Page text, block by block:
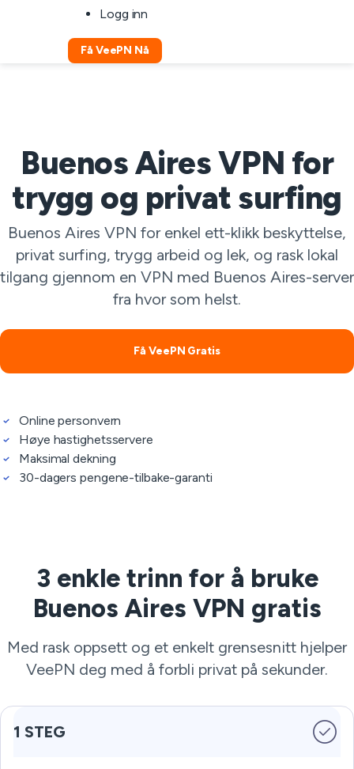
Logg inn
Få VeePN Nå
Buenos Aires VPN for
trygg og privat surfing
Buenos Aires VPN for enkel ett-klikk beskyttelse,
privat surfing, trygg arbeid og lek, og rask lokal
tilgang gjennom en VPN med Buenos Aires-server
fra hvor som helst.
Få VeePN Gratis
Online personvern
Høye hastighetsservere
Maksimal dekning
30-dagers pengene-tilbake-garanti
3 enkle trinn for å bruke
Buenos Aires VPN gratis
Med rask oppsett og et enkelt grensesnitt hjelper
VeePN deg med å forbli privat på sekunder.
1 STEG